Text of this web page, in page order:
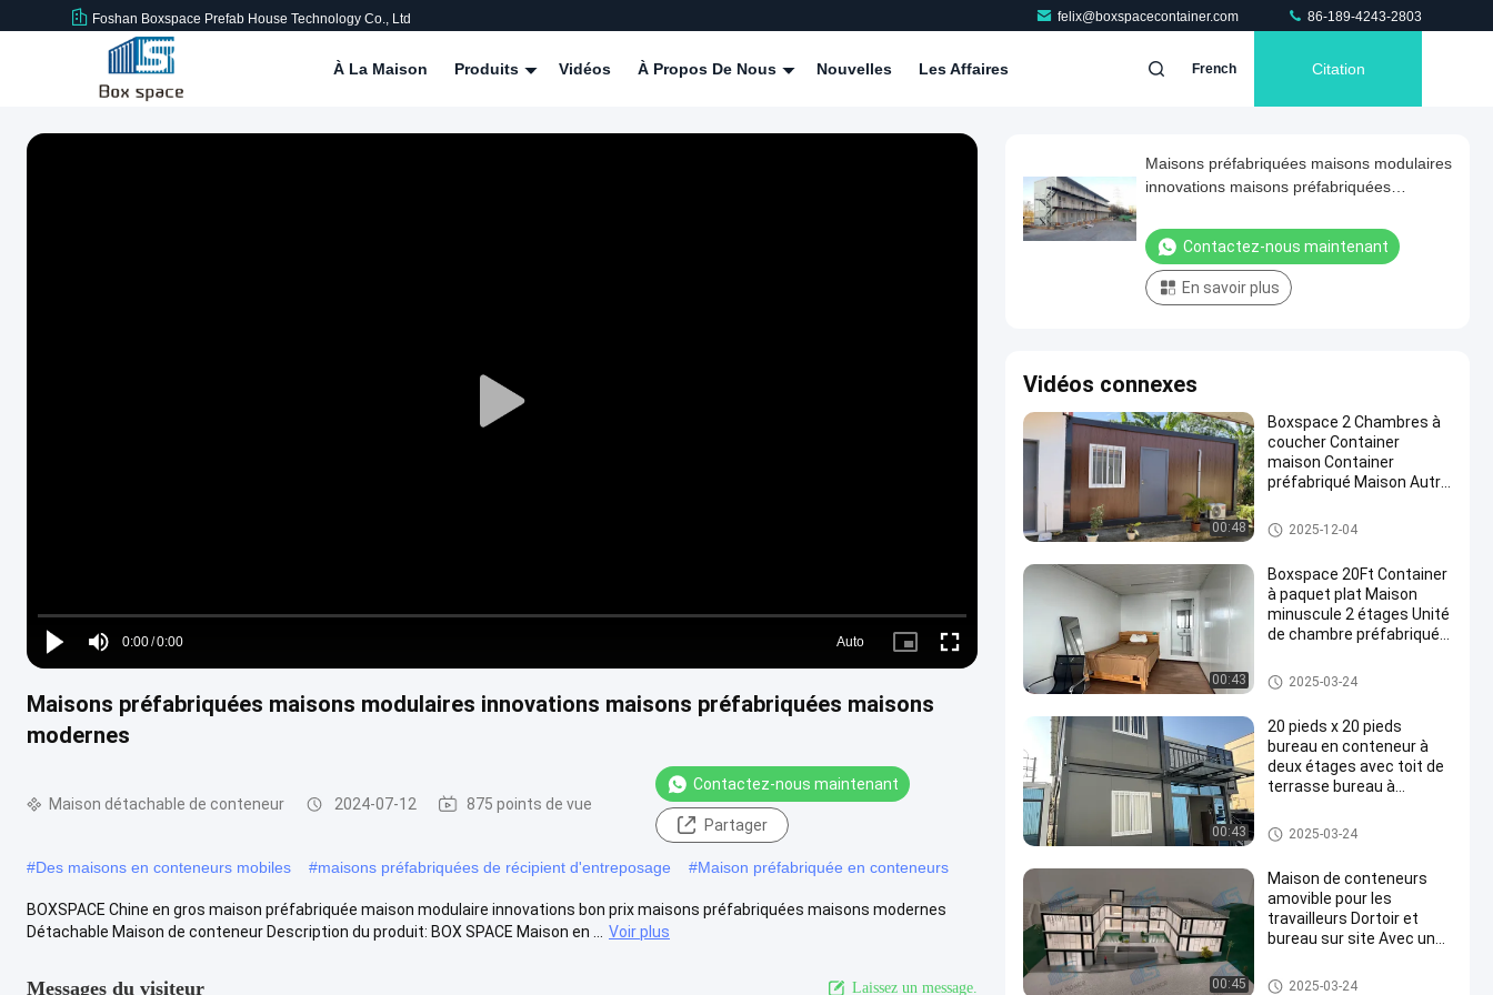
Foshan Boxspace Prefab House Technology Co., Ltd felix@boxspacecontainer.com 86-189-4243-2803
À La Maison Produits Vidéos À Propos De Nous Nouvelles Les Affaires French Citation
Play
Play
Mute
Time
0:00/0:00
Loaded:
0%
Auto
Picture- Fullscreen
Maisons préfabriquées maisons modulaires innovations maisons préfabriquées maisons
modernes
Maison détachable de conteneur 2024-07-12 875 points de vue
Contactez-nous maintenant
Partager
#Des maisons en conteneurs mobiles #maisons préfabriquées de récipient d'entreposage #Maison préfabriquée en conteneurs
BOXSPACE Chine en gros maison préfabriquée maison modulaire innovations bon prix maisons préfabriquées maisons modernes
Détachable Maison de conteneur Description du produit: BOX SPACE Maison en ...
Voir plus
Messages du visiteur Laissez un message.
Maisons préfabriquées maisons modulaires
innovations maisons préfabriquées
Contactez-nous maintenant
En savoir plus
Vidéos connexes
00:48
Boxspace 2 Chambres à
coucher Container
maison Container
préfabriqué Maison Autre
Immobilier Container
maison de deux étages
Maison détachable de contene
ur
2025-12-04
00:43
Boxspace 20Ft Container
à paquet plat Maison
minuscule 2 étages Unité
de chambre préfabriquée
Maison détachable de contene
ur
2025-03-24
00:43
20 pieds x 20 pieds
bureau en conteneur à
deux étages avec toit de
terrasse bureau à
vacances pour usage
personnel
Maison détachable de contene
ur
2025-03-24
00:45
Maison de conteneurs
amovible pour les
travailleurs Dortoir et
bureau sur site Avec une
flexible et une installation
Maison détachable de contene
2025-03-24